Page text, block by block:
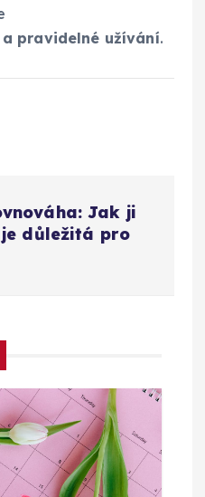
pravidelné užívání.
Jak ji
důležitá pro